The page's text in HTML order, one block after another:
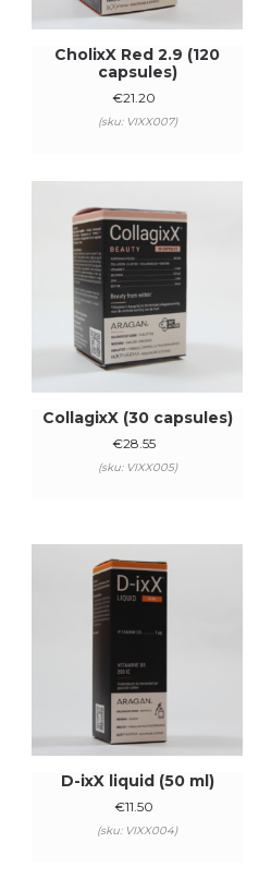
CholixX Red 2.9 (120
capsules)
€21.20
(sku: VIXX007)
CollagixX (30 capsules)
€28.55
(sku: VIXX005)
D-ixX liquid (50 ml)
€11.50
(sku: VIXX004)